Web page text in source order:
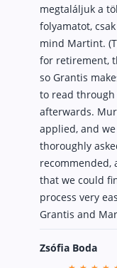
Hitel
megtaláljuk a
folyamatot,
mind Martint.
for retirement,
so Grantis
to read
afterwards.
applied, and
thoroughly
recommended,
that we could
process very
Grantis and
Zsófia Boda